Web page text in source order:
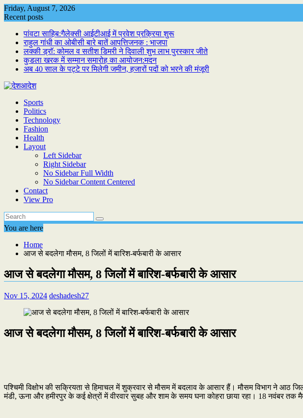
Skip
to
Friday, August 7, 2026
Recent posts
पांवटा साहिब:गैलेक्सी आईटीआई में प्रवेश प्रक्रिया शुरू
राहुल गांधी का ओबीसी बारे बातें आपत्तिजनक : भाजपा
लक्की ड्राॅ: कोमल व सतीश डिमरी ने दिवाली शुभ लाभ पुरस्कार जीते
कुडला खरक में सम्मान समारोह का आयोजन:मदन
अब 40 साल के पट्टे पर मिलेगी जमीन, हजारों पदों को भरने की मंजूरी
Sports
Politics
Technology
Fashion
Health
Layout
Left Sidebar
Right Sidebar
No Sidebar Full Width
No Sidebar Content Centered
Contact
View Pro
You are here
Home
आज से बदलेगा मौसम, 8 जिलों में बारिश-बर्फबारी के आसार
आज से बदलेगा मौसम, 8 जिलों में बारिश-बर्फबारी के आसार
Nov 15, 2024 deshadesh27
आज से बदलेगा मौसम, 8 जिलों में बारिश-बर्फबारी के आसार
पश्चिमी विक्षोभ की सक्रियता से हिमाचल में शुक्रवार से मौसम में बदलाव के आसार हैं। मौसम विभाग ने आठ
मंडी, ऊना और हमीरपुर के कई क्षेत्रों में वीरवार सुबह और शाम के समय घना कोहरा छाया रहा। 18 नवंबर तक